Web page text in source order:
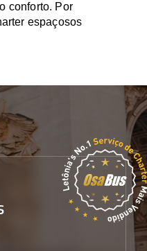
conforto. Por
espaçosos